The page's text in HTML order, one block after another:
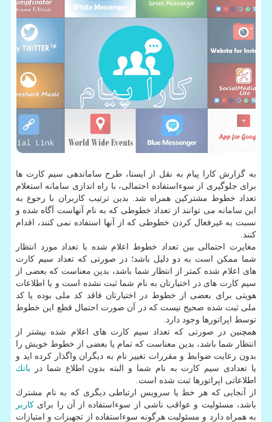
به گزارش كارا پیام به نقل از ایسنا، طرح ساماندهی سیم كارت ها
برای جلوگیری از سوءاستفاده احتمالی، با راه اندازی سامانه استعلام
تعداد خطوط مشتركین همراه شد. بدین ترتیب كاربران با رجوع به
این سامانه می توانند از تعداد خطوطی كه به نام آنهاست آگاه شده و
نسبت به غیرفعال كردن خطوطی كه از آنها استفاده نمی كنند، اقدام
كنند.
مغایرت احتمالی بین تعداد خطوط اعلام شده با تعداد مورد انتظار
شما ممكن است به دو دلیل باشد؛ در صورتی كه تعداد سیم كارت
های اعلام شده كمتر از انتظار شما باشد، بدین معناست كه بعضی از
سیم كارت های در اختیارتان به نام شما ثبت نشده است و یا اطلاعات
هویتی برای بعضی از خطوط در اختیارتان فاقد كد ملی بوده یا كد
ملی ثبت شده صحیح نیست كه در آن صورت احتمال قطع این خطوط
توسط اپراتورها وجود دارد.
همچنین در صورتی كه تعداد سیم كارت های اعلام شده بیشتر از
انتظار شما باشد، بدین معناست كه تمام یا بعضی از خطوط خویش را
بدون رعایت ضوابط و مقررات تغییر نام به دیگران واگذار كرده اید و
یا تعدادی سیم كارت به نام شما و البته بدون اطلاع شما در بانك
اطلاعاتی اپراتورها ثبت شده است.
از آنجایی كه هر خط یا سرویس ارتباطی دیگری كه به نام مشترك
باشد، مسئولیت و عواقب ناشی از سوءاستفاده از آن را برای كاربر
به همراه دارد و مسئولیت هرگونه سوءاستفاده از تجهیزات و امتیازات